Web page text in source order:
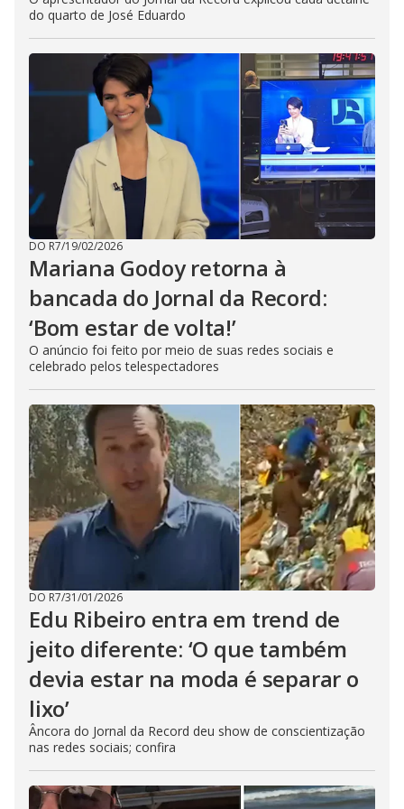
do quarto de José Eduardo
DO R7/19/02/2026
Mariana Godoy retorna à
bancada do Jornal da Record:
‘Bom estar de volta!’
O anúncio foi feito por meio de suas redes sociais e
celebrado pelos telespectadores
DO R7/31/01/2026
Edu Ribeiro entra em trend de
jeito diferente: ‘O que também
devia estar na moda é separar o
lixo’
Âncora do Jornal da Record deu show de conscientização
nas redes sociais; confira